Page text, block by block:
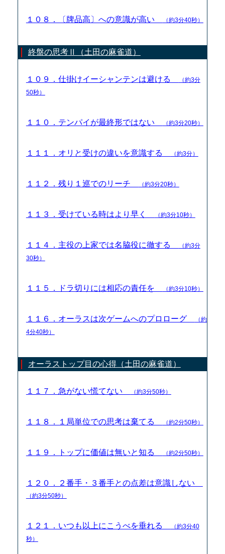
１０８．〔牌品高〕への意識が高い （約3分40秒）
終盤の思考Ⅱ（土田の麻雀道）
１０９．仕掛けイーシャンテンは避ける
（約3分
50秒）
１１０．テンパイが最終形ではない （約3分20秒）
１１１．オリと受けの違いを意識する （約3分）
１１２．残り１巡でのリーチ （約3分20秒）
１１３．受けている時はより早く （約3分10秒）
１１４．主役の上家では名脇役に徹する
（約3分
30秒）
１１５．ドラ切りには相応の責任を （約3分10秒）
１１６．オーラスは次ゲームへのプロローグ
（約
4分40秒）
オーラストップ目の心得（土田の麻雀道）
１１７．急がない慌てない （約3分50秒）
１１８．１局単位での思考は棄てる （約2分50秒）
１１９．トップに価値は無いと知る （約2分50秒）
１２０．２番手・３番手との点差は意識しない
（約3分50秒）
１２１．いつも以上にこうべを垂れる
（約3分40
秒）